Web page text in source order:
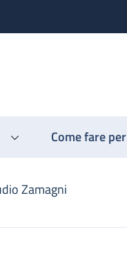
Come fare per
Zamagni